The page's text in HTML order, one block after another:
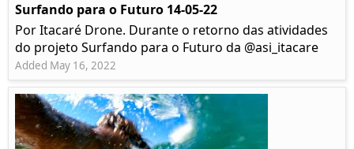
Surfando para o Futuro 14-05-22
Por Itacaré Drone. Durante o retorno das atividades
do projeto Surfando para o Futuro da @asi_itacare
Added May 16, 2022